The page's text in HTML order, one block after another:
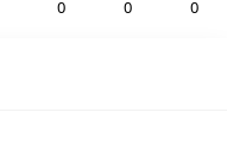
0 0 0